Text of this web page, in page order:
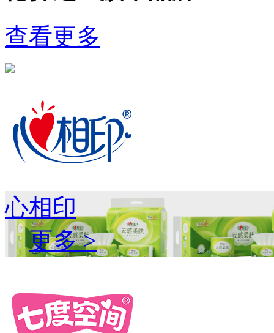
查看更多
心相印
更多 >